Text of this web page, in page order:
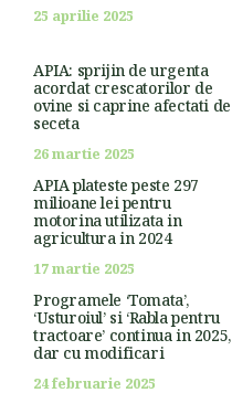
25 aprilie 2025
APIA: sprijin de urgenta
acordat crescatorilor de
ovine si caprine afectati de
seceta
26 martie 2025
APIA plateste peste 297
milioane lei pentru
motorina utilizata in
agricultura in 2024
17 martie 2025
Programele ‘Tomata’,
‘Usturoiul’ si ‘Rabla pentru
tractoare’ continua in 2025,
dar cu modificari
24 februarie 2025